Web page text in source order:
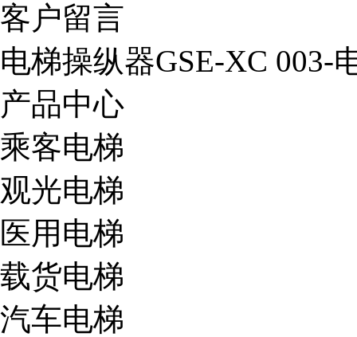
客户留言
电梯操纵器GSE-XC 003-
产品中心
乘客电梯
观光电梯
医用电梯
载货电梯
汽车电梯